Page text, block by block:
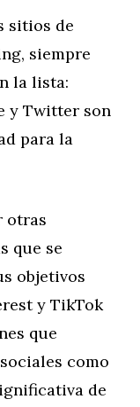
sitios de
siempre
la lista:
y Twitter son
para la
otras
que se
objetivos
y TikTok
que
como
de